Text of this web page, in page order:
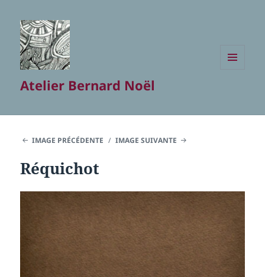
Atelier Bernard Noël
IMAGE PRÉCÉDENTE IMAGE SUIVANTE
Réquichot